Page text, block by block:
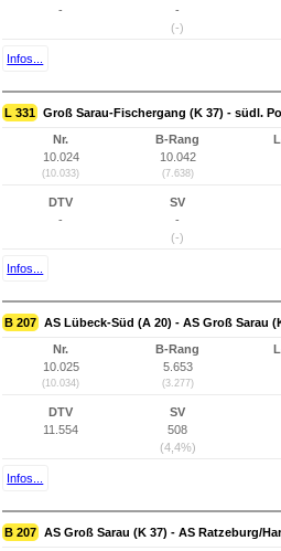
-
-
(-)
Infos...
L 331 Groß Sarau-Fischergang (K 37) - südl.
Nr.
10.024
(10.033)
B-Rang
10.042
(7.638)
DTV
-
SV
-
(-)
Infos...
B 207 AS Lübeck-Süd (A 20) - AS Groß Sarau
Nr.
10.025
(10.034)
B-Rang
5.653
(3.277)
DTV
11.554
SV
508
(4,4%)
Infos...
B 207 AS Groß Sarau (K 37) - AS Ratzeburg/